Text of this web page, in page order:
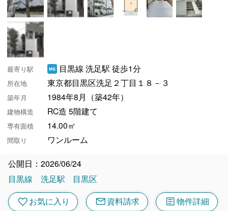
最寄り駅 目黒線 洗足駅 徒歩1分
所在地 東京都目黒区洗足２丁目１８－３
築年月 1984年8月（築42年）
建物構造 RC造 5階建て
専有面積 14.00㎡
間取り ワンルーム
公開日：2026/06/24
目黒線
洗足駅 目黒区
favoriteお気に入り mail資料請求 article物件詳細